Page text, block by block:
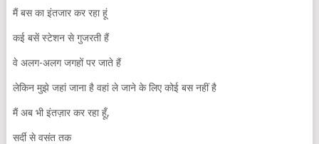
मैं बस का इंतजार कर रहा हूं
कई बसें स्टेशन से गुजरती हैं
वे अलग-अलग जगहों पर जाते हैं
लेकिन मुझे जहां जाना है वहां ले जाने के लिए कोई बस नहीं है
मैं अब भी इंतज़ार कर रहा हूँ,
सर्दी से वसंत तक